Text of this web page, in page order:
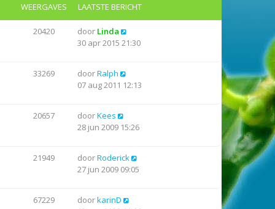
WEERGAVES LAATSTE BERICHT
20420 door Linda
30 apr 2015 21:30
33269 doorRalph
07 aug 2011 12:13
20657 doorKees
28 jun 2009 15:26
21949 doorRoderick
27 jun 2009 09:05
67229 doorkarinD